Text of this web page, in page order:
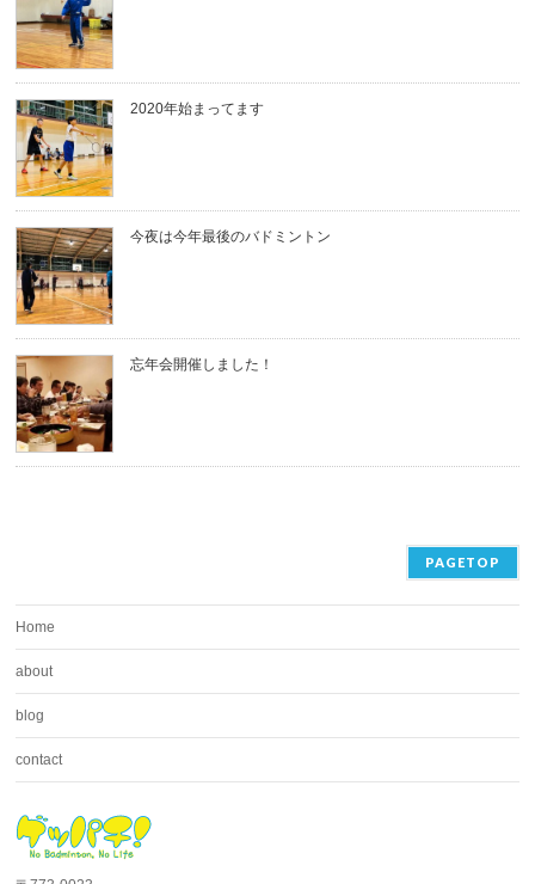
2020年始まってます
今夜は今年最後のバドミントン
忘年会開催しました！
PAGETOP
Home
about
blog
contact